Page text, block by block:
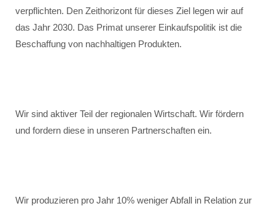
verpflichten. Den Zeithorizont für dieses Ziel legen wir auf
das Jahr 2030. Das Primat unserer Einkaufspolitik ist die
Beschaffung von nachhaltigen Produkten.
Wir sind aktiver Teil der regionalen Wirtschaft. Wir fördern
und fordern diese in unseren Partnerschaften ein.
Wir produzieren pro Jahr 10% weniger Abfall in Relation zur